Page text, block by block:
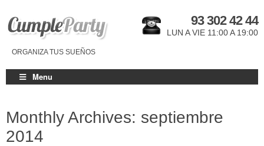
ORGANIZA TUS SUEÑOS
93 302 42 44
LUN A VIE 11:00 A 19:00
Menu
Monthly Archives: septiembre
2014